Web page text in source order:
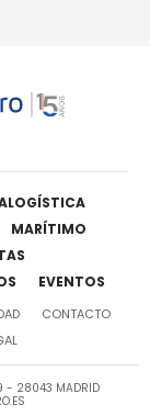
MARÍTIMO
EVENTOS
CONTACTO
- 28043 MADRID